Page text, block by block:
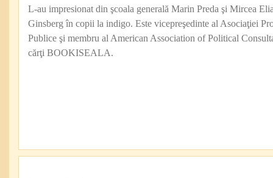
L-au impresionat din şcoala generală Marin Preda şi Mircea
Ginsberg în copii la indigo. Este vicepreşedinte al Asociaţiei
Publice şi membru al American Association of Political
cărţi BOOKISEALA.